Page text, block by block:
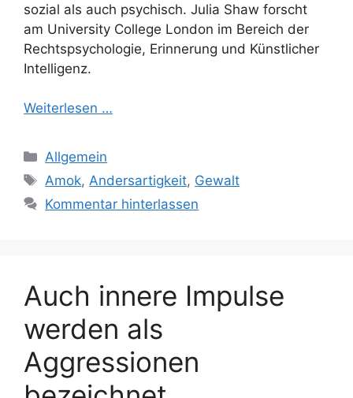
sozial als auch psychisch. Julia Shaw forscht
am University College London im Bereich der
Rechtspsychologie, Erinnerung und Künstlicher
Intelligenz.
Weiterlesen …
Kategorien
Allgemein
Schlagwörter
Amok,Andersartigkeit, Gewalt
Kommentar hinterlassen
Auch innere Impulse
werden als
Aggressionen